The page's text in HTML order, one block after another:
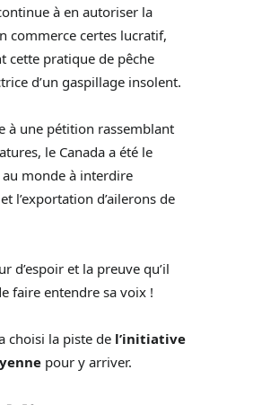
à en autoriser la
commerce certes lucratif,
cette pratique de pêche
d’un gaspillage insolent.
à une pétition rassemblant
le Canada a été le
monde à interdire
l’exportation d’ailerons de
d’espoir et la preuve qu’il
faire entendre sa voix !
choisi la piste de l’initiative
pour y arriver.